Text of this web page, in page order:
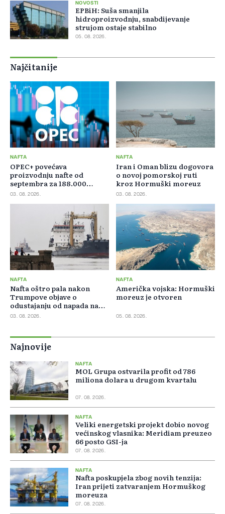
NOVOSTI
EPBiH: Suša smanjila
hidroproizvodnju, snabdijevanje
strujom ostaje stabilno
05. 08. 2026.
Najčitanije
NAFTA
OPEC+ povećava
proizvodnju nafte od
septembra za 188.000
barela dnevno
03. 08. 2026.
NAFTA
Iran i Oman blizu dogovora
o novoj pomorskoj ruti
kroz Hormuški moreuz
03. 08. 2026.
NAFTA
Nafta oštro pala nakon
Trumpove objave o
odustajanju od napada na
Iran
03. 08. 2026.
NAFTA
Američka vojska: Hormuški
moreuz je otvoren
05. 08. 2026.
Najnovije
NAFTA
MOL Grupa ostvarila profit od 786
miliona dolara u drugom kvartalu
07. 08. 2026.
NAFTA
Veliki energetski projekt dobio novog
većinskog vlasnika: Meridiam preuzeo
66 posto GSI-ja
07. 08. 2026.
NAFTA
Nafta poskupjela zbog novih tenzija:
Iran prijeti zatvaranjem Hormuškog
moreuza
07. 08. 2026.